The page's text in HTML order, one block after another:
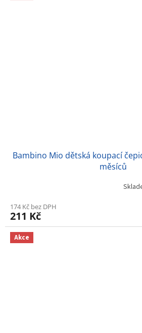
Bambino Mio dětská koupací
měsíců
174 Kč bez DPH
211 Kč
Akce